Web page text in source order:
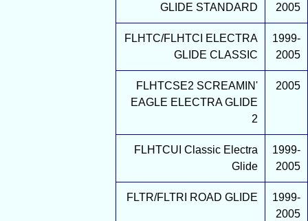
GLIDE STANDARD
2005
FLHTC/FLHTCI ELECTRA
GLIDE CLASSIC
1999-
2005
FLHTCSE2 SCREAMIN'
EAGLE ELECTRA GLIDE
2
2005
FLHTCUI Classic Electra
Glide
1999-
2005
FLTR/FLTRI ROAD GLIDE
1999-
2005